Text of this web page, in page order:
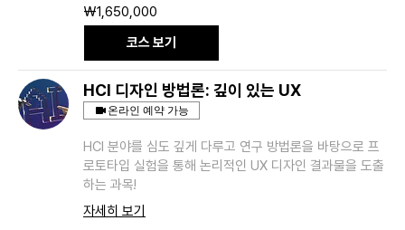
1,650,000
대
원
₩1,650,000
코스 보기
HCI 디자인 방법론: 깊이 있는 UX
온라인 예약 가능
HCI 분야를 심도 깊게 다루고 연구 방법론을 바탕으로 프
로토타입 실험을 통해 논리적인 UX 디자인 결과물을 도출
하는 과목!
자세히 보기